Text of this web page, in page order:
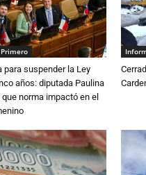
para suspender la Ley
años: diputada Paulina
que norma impactó en el